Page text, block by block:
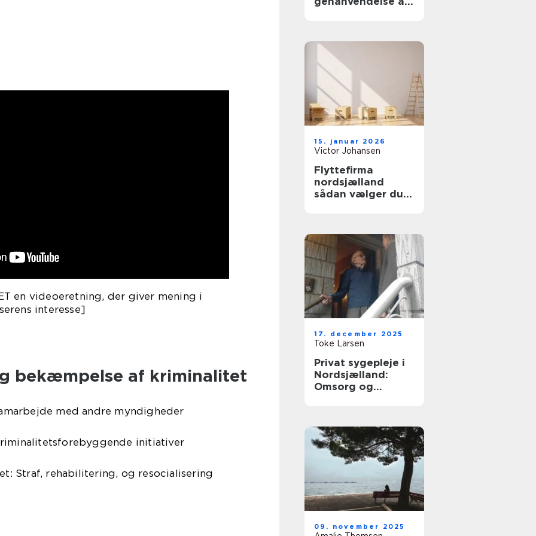
en videoeretning, der giver mening i
interesse]
bekæmpelse af kriminalitet
med andre myndigheder
initiativer
Straf, rehabilitering, og resocialisering
15. januar 2026
Victor Johansen
Flyttefirma
nordsjælland
sådan vælger du
17. december 2025
Toke Larsen
Privat sygepleje i
Nordsjælland:
Omsorg og
09. november 2025